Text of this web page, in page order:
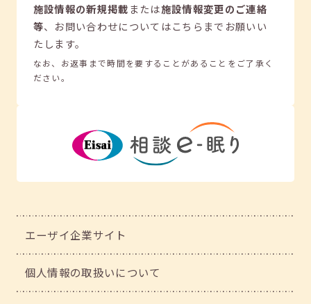
施設情報の新規掲載または施設情報変更のご連絡
等、 お問い合わせについてはこちらまでお願いい
たします。
なお、お返事まで時間を要することがあることをご了承く
ださい。
エーザイ企業サイト
個人情報の取扱いについて